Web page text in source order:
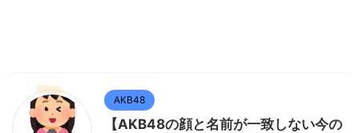
AKB48
【AKB48の顔と名前が一致しない今の